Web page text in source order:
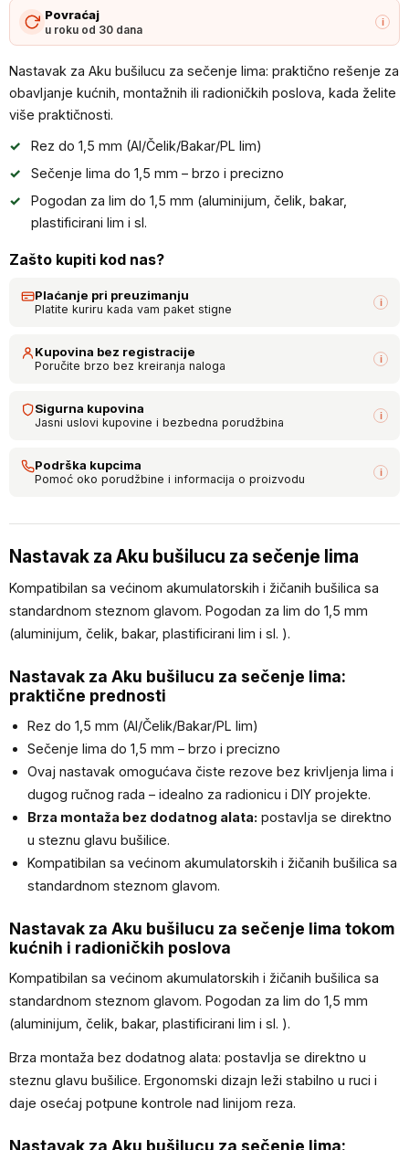
za
sečenje
količina
Povraćaj
u roku od 30 dana
i
Nastavak za Aku bušilucu za sečenje lima: praktično rešenje za
obavljanje kućnih, montažnih ili radioničkih poslova, kada želite
više praktičnosti.
Rez do 1,5 mm (Al/Čelik/Bakar/PL lim)
Sečenje lima do 1,5 mm – brzo i precizno
Pogodan za lim do 1,5 mm (aluminijum, čelik, bakar,
plastificirani lim i sl.
Zašto kupiti kod nas?
Plaćanje pri preuzimanju
Platite kuriru kada vam paket stigne i
Kupovina bez registracije
Poručite brzo bez kreiranja naloga i
Sigurna kupovina
Jasni uslovi kupovine i bezbedna porudžbina i
Podrška kupcima
Pomoć oko porudžbine i informacija o proizvodu i
Nastavak za Aku bušilucu za sečenje lima
Kompatibilan sa većinom akumulatorskih i žičanih bušilica sa
standardnom steznom glavom. Pogodan za lim do 1,5 mm
(aluminijum, čelik, bakar, plastificirani lim i sl. ).
Nastavak za Aku bušilucu za sečenje lima:
praktične prednosti
Rez do 1,5 mm (Al/Čelik/Bakar/PL lim)
Sečenje lima do 1,5 mm – brzo i precizno
Ovaj nastavak omogućava čiste rezove bez krivljenja lima i
dugog ručnog rada – idealno za radionicu i DIY projekte.
Brza montaža bez dodatnog alata: postavlja se direktno
u steznu glavu bušilice.
Kompatibilan sa većinom akumulatorskih i žičanih bušilica sa
standardnom steznom glavom.
Nastavak za Aku bušilucu za sečenje lima tokom
kućnih i radioničkih poslova
Kompatibilan sa većinom akumulatorskih i žičanih bušilica sa
standardnom steznom glavom. Pogodan za lim do 1,5 mm
(aluminijum, čelik, bakar, plastificirani lim i sl. ).
Brza montaža bez dodatnog alata: postavlja se direktno u
steznu glavu bušilice. Ergonomski dizajn leži stabilno u ruci i
daje osećaj potpune kontrole nad linijom reza.
Nastavak za Aku bušilucu za sečenje lima: